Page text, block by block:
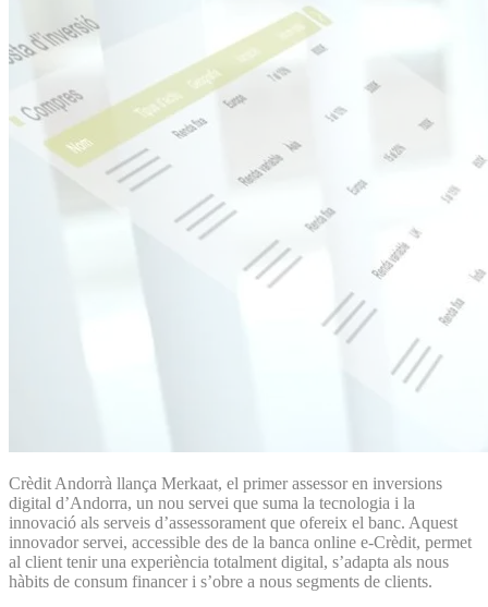
Crèdit Andorrà llança Merkaat, el primer assessor en inversions
digital d’Andorra, un nou servei que suma la tecnologia i la
innovació als serveis d’assessorament que ofereix el banc. Aquest
innovador servei, accessible des de la banca online e-Crèdit, permet
al client tenir una experiència totalment digital, s’adapta als nous
hàbits de consum financer i s’obre a nous segments de clients.